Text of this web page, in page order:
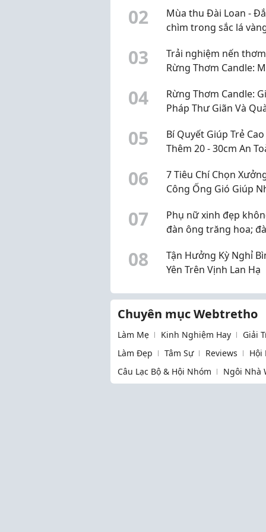
02
Mùa thu Đài Loan -
chìm trong sắc lá
03
Trải nghiệm nến thơm
Rừng Thơm Candle:
cho góc làm việc
04
Rừng Thơm Candle:
Pháp Thư Giãn Và
Nhiên
05
Bí Quyết Giúp Trẻ Cao
Thêm 20 - 30cm An
06
7 Tiêu Chí Chọn
Công Ống Gió Giúp
Độ
07
Phụ nữ xinh đẹp
đàn ông trăng hoa;
chẳng ngại phụ nữ
08
Tận Hưởng Kỳ Nghỉ
Yên Trên Vịnh Lan Hạ
Chuyên mục Webtretho
Làm Mẹ Kinh Nghiệm Hay Giải
Làm Đẹp
Tâm Sự Reviews Hội
Câu Lạc Bộ & Hội Nhóm
Ngôi Nhà